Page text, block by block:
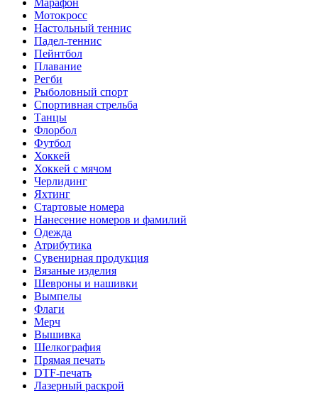
Марафон
Мотокросс
Настольный теннис
Падел-теннис
Пейнтбол
Плавание
Регби
Рыболовный спорт
Спортивная стрельба
Танцы
Флорбол
Футбол
Хоккей
Хоккей с мячом
Черлидинг
Яхтинг
Стартовые номера
Нанесение номеров и фамилий
Одежда
Атрибутика
Сувенирная продукция
Вязаные изделия
Шевроны и нашивки
Вымпелы
Флаги
Мерч
Вышивка
Шелкография
Прямая печать
DTF-печать
Лазерный раскрой